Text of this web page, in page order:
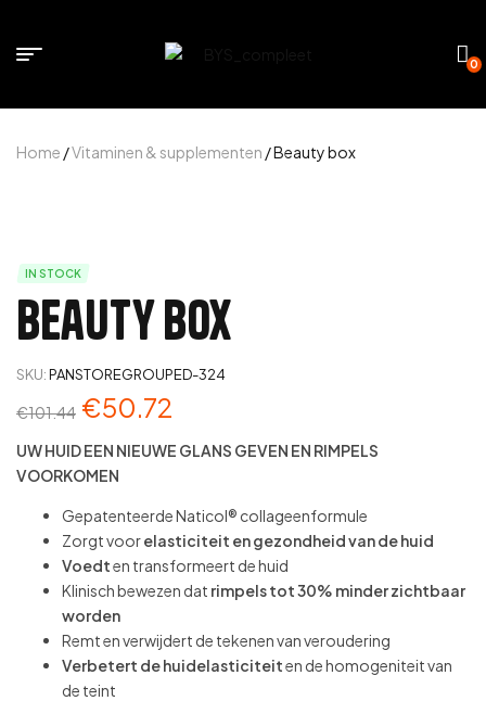
0
Home /Vitaminen & supplementen / Beauty box
IN STOCK
Beauty box
SKU:PANSTOREGROUPED-324
€101.44 €50.72
UW HUID EEN NIEUWE GLANS GEVEN EN RIMPELS
VOORKOMEN
Gepatenteerde Naticol® collageenformule
Zorgt voorelasticiteit en gezondheid van de huid
Voedten transformeert de huid
Klinisch bewezen dat rimpels tot 30% minder zichtbaar
worden
Remt en verwijdert de tekenen van veroudering
Verbetert de huidelasticiteiten de homogeniteit van
de teint